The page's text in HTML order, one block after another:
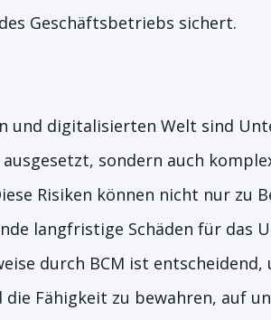
Geschäftsbetriebs sichert.
und digitalisierten Welt sind
sondern auch
Risiken können nicht nur zu
langfristige Schäden für das
durch BCM ist entscheidend,
Fähigkeit zu bewahren, auf